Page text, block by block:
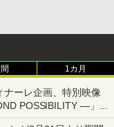
1カ月
ナーレ企画、特別映像
POSSIBILITY ―」が